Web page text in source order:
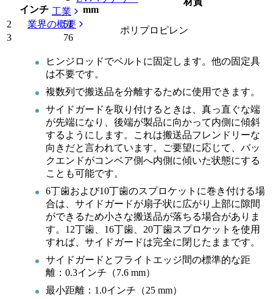
工業
業界の概要
インチ
mm
2
51
ポリプロピレン
3 76
ヒンジロッドでベルトに固定します。他の固定具
は不要です。
複数列で搬送品を分離するために使用できます。
サイドガードを取り付けるときは、真っ直ぐな端
が先端になり、後端が製品に向かって内側に傾斜
するようにします。これは搬送品フレンドリーな
向きだと言われています。ご要望に応じて、バッ
クエンドがコンベア側へ内側に傾いた状態にする
ことも可能です。
6丁歯および10丁歯のスプロケットに巻き付ける場
合は、サイドガードが扇子状に広がり上部に隙間
ができるため小さな搬送品が落ちる場合がありま
す。12丁歯、16丁歯、20丁歯スプロケットを使用
すれば、サイドガードは完全に閉じたままです。
サイドガードとフライトエッジ間の標準的な距
離：0.3インチ（7.6 mm）
最小距離：1.0インチ（25 mm）